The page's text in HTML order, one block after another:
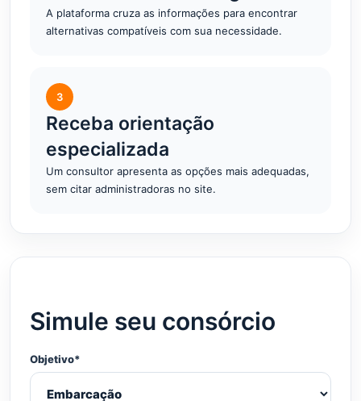
A plataforma cruza as informações para encontrar
alternativas compatíveis com sua necessidade.
3
Receba orientação
especializada
Um consultor apresenta as opções mais adequadas,
sem citar administradoras no site.
Simule seu consórcio
Objetivo*